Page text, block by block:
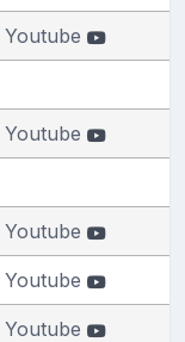
Youtube
Youtube
Youtube
Youtube
Youtube